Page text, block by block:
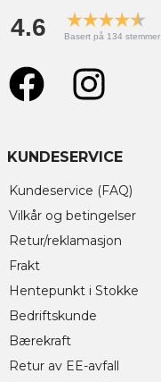
4.6 Basert på 134 stemmer
KUNDESERVICE
Kundeservice (FAQ)
Vilkår og betingelser
Retur/reklamasjon
Frakt
Hentepunkt i Stokke
Bedriftskunde
Bærekraft
Retur av EE-avfall